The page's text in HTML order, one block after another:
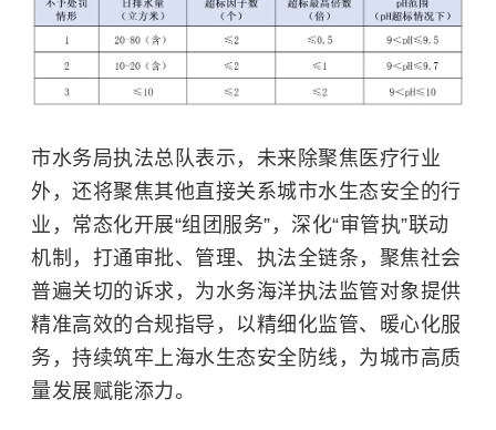
市水务局执法总队表示，未来除聚焦医疗行业
外，还将聚焦其他直接关系城市水生态安全的行
业，常态化开展“组团服务”，深化“审管执”联动
机制，打通审批、管理、执法全链条，聚焦社会
普遍关切的诉求，为水务海洋执法监管对象提供
精准高效的合规指导，以精细化监管、暖心化服
务，持续筑牢上海水生态安全防线，为城市高质
量发展赋能添力。